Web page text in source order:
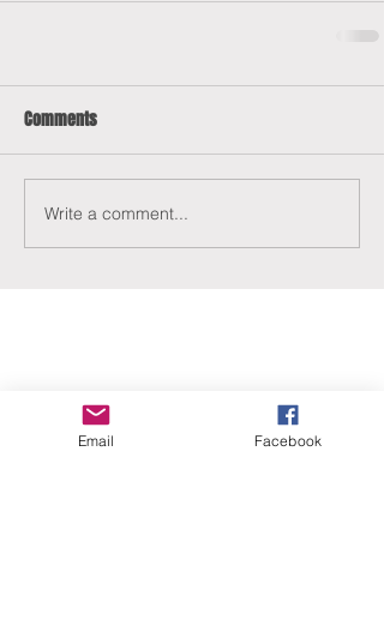
Comments
Write a comment...
ERANUS Alapítvány
Email Facebook